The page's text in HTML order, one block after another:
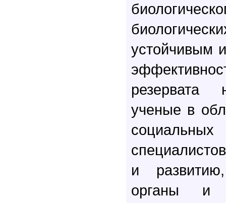
устойчивым
резервата
ученые в
и
органы и